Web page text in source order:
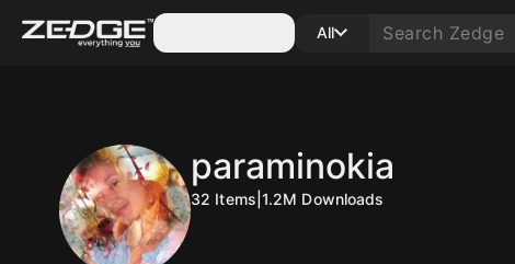
All
paraminokia
32 Items 1.2M Downloads